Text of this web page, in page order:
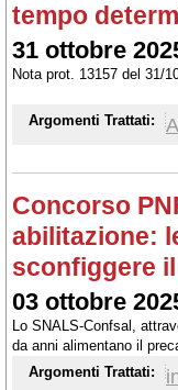
tempo
31 ottobre
Nota prot. 13157 del 31/
Argomenti Trattati:
Concorso
abilitazione:
sconfiggere
03 ottobre
Lo SNALS-Confsal,
da anni alimentano il
graduatorie. Intervista
Argomenti Trattati: